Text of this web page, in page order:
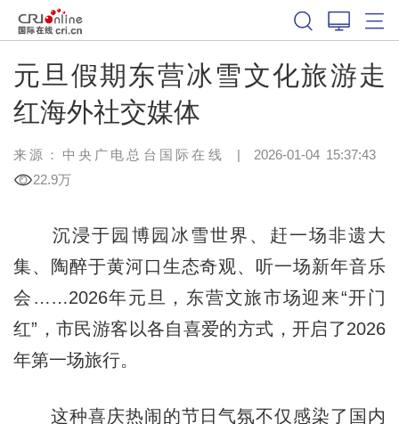
元旦假期东营冰雪文化旅游走
红海外社交媒体
来源：中央广电总台国际在线 | 2026-01-04 15:37:43
22.9万
沉浸于园博园冰雪世界、赶一场非遗大
集、陶醉于黄河口生态奇观、听一场新年音乐
会……2026年元旦，东营文旅市场迎来“开门
红”，市民游客以各自喜爱的方式，开启了2026
年第一场旅行。
这种喜庆热闹的节日气氛不仅感染了国内